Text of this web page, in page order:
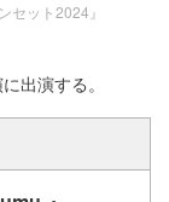
セット2024』
出演する。